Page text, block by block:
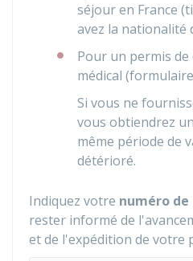
séjour en France
avez la nationalité
Pour un permis de
médical (formulaire
Si vous ne
vous obtiendrez un
même période de
détérioré.
Indiquez votre numéro
rester informé de
et de l'expédition de votre